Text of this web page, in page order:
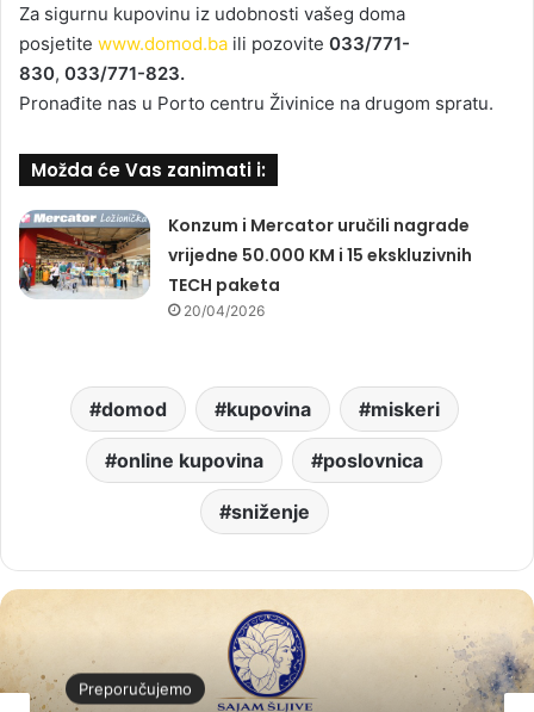
Za sigurnu kupovinu iz udobnosti vašeg doma
posjetite www.domod.ba ili pozovite 033/771-
830, 033/771-823.
Pronađite nas u Porto centru Živinice na drugom spratu.
Možda će Vas zanimati i:
Konzum i Mercator uručili nagrade
vrijedne 50.000 KM i 15 ekskluzivnih
TECH paketa
20/04/2026
domod kupovina miskeri
online kupovina poslovnica
sniženje
Preporučujemo